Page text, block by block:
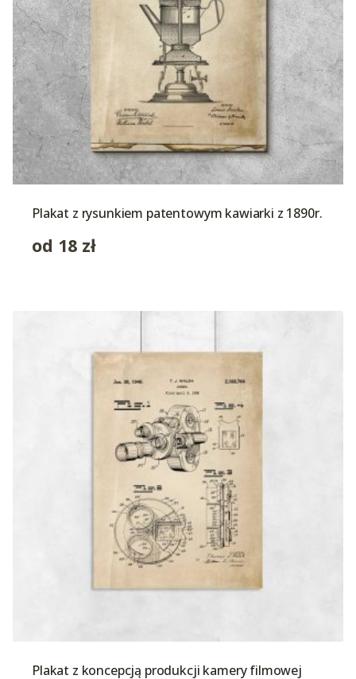
Plakat z rysunkiem patentowym kawiarki z 1890r.
od 18 zł
Plakat z koncepcją produkcji kamery filmowej